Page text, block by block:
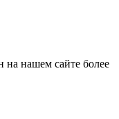
на нашем сайте более